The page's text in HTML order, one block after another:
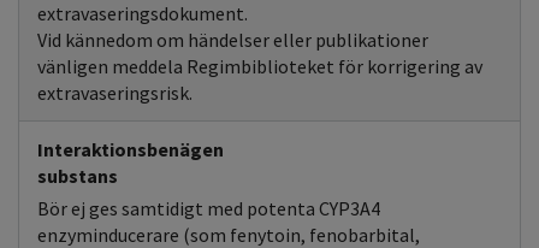
extravaseringsdokument.
Vid kännedom om händelser eller publikationer
vänligen meddela Regimbiblioteket för korrigering av
extravaseringsrisk.
Interaktionsbenägen
substans
Bör ej ges samtidigt med potenta CYP3A4
enzyminducerare (som fenytoin, fenobarbital,